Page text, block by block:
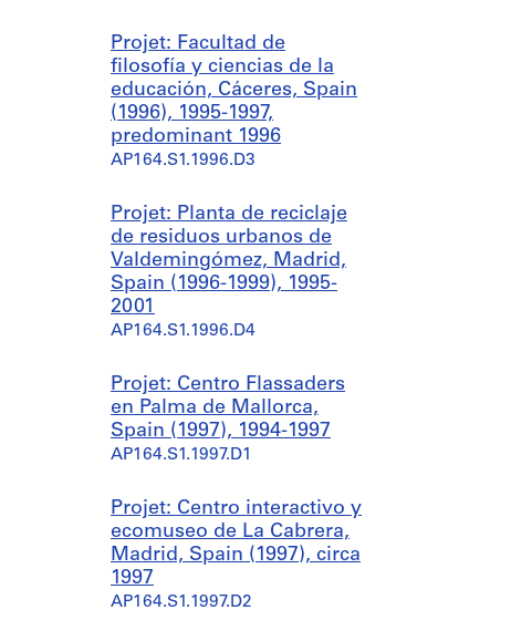
Projet: Facultad de
filosofía y ciencias de la
educación, Cáceres, Spain
(1996), 1995-1997,
predominant 1996
AP164.S1.1996.D3
Projet: Planta de reciclaje
de residuos urbanos de
Valdemingómez, Madrid,
Spain (1996-1999), 1995-
2001
AP164.S1.1996.D4
Projet: Centro Flassaders
en Palma de Mallorca,
Spain (1997), 1994-1997
AP164.S1.1997.D1
Projet: Centro interactivo y
ecomuseo de La Cabrera,
Madrid, Spain (1997), circa
1997
AP164.S1.1997.D2